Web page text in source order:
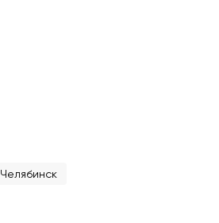
Челябинск